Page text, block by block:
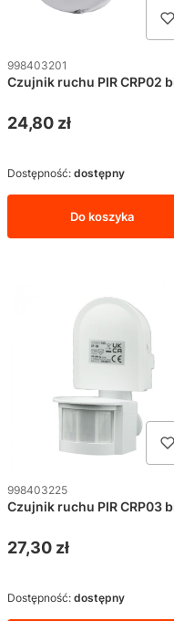
Kod produktu
998403201
Czujnik ruchu PIR CRP02
Cena
24,80 zł
Do koszyka
Dostępność: dostępny
Kod produktu
998403225
Czujnik ruchu PIR CRP03
Cena
27,30 zł
Dostępność: dostępny